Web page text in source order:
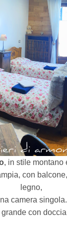
, in stile montano
con
legno,
camera singola.
grande con